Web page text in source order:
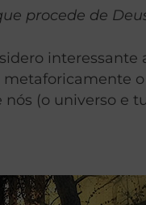
procede de
(o universo e